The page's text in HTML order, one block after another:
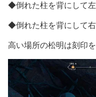
◆倒れた柱を背にして
◆倒れた柱を背にして
高い場所の松明は刻印を